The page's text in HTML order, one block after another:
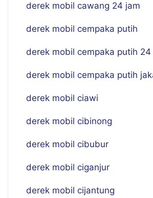
derek mobil cawang 24 jam
derek mobil cempaka putih
derek mobil cempaka putih 24
derek mobil cempaka putih
derek mobil ciawi
derek mobil cibinong
derek mobil cibubur
derek mobil ciganjur
derek mobil cijantung